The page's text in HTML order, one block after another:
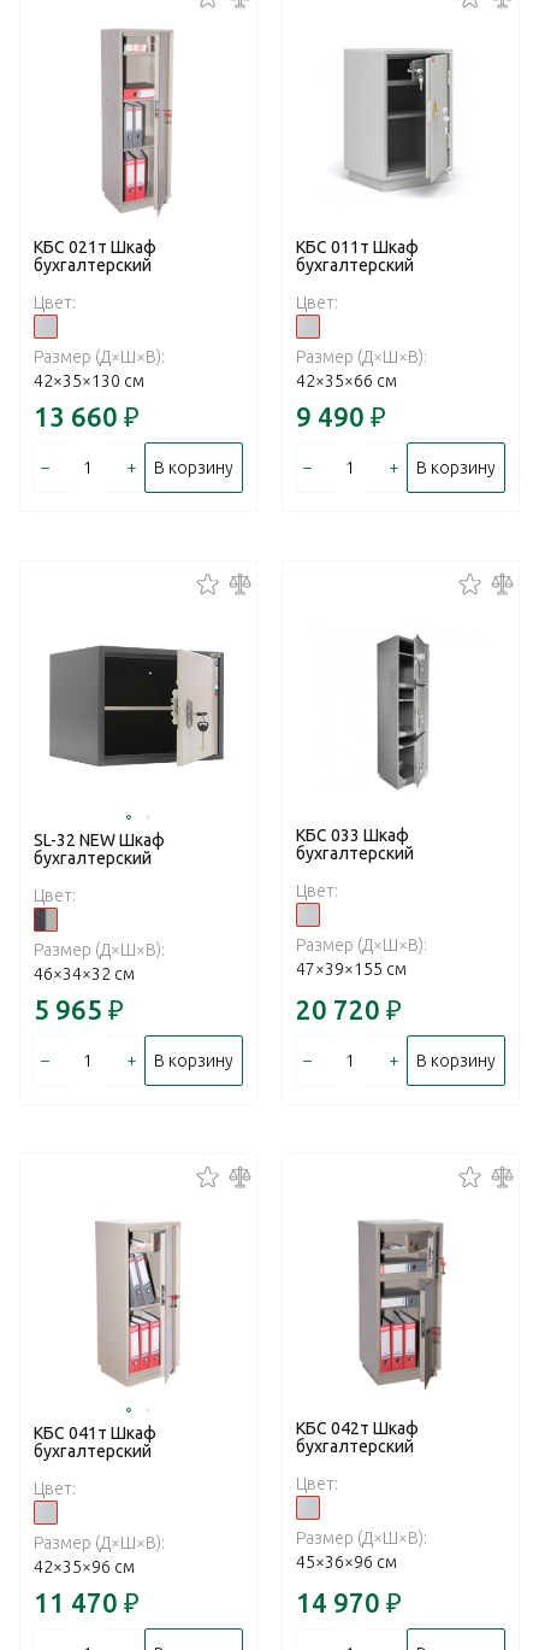
КБС 021т Шкаф
бухгалтерский
Цвет:
Размер (Д×Ш×В):
42×35×130 см
13 660 ₽
– + В корзину
КБС 011т Шкаф
бухгалтерский
Цвет:
Размер (Д×Ш×В):
42×35×66 см
9 490 ₽
– + В корзину
SL-32 NEW Шкаф
бухгалтерский
Цвет:
Размер (Д×Ш×В):
46×34×32 см
5 965 ₽
– + В корзину
КБС 033 Шкаф
бухгалтерский
Цвет:
Размер (Д×Ш×В):
47×39×155 см
20 720 ₽
– + В корзину
КБС 041т Шкаф
бухгалтерский
Цвет:
Размер (Д×Ш×В):
42×35×96 см
11 470 ₽
КБС 042т Шкаф
бухгалтерский
Цвет:
Размер (Д×Ш×В):
45×36×96 см
14 970 ₽